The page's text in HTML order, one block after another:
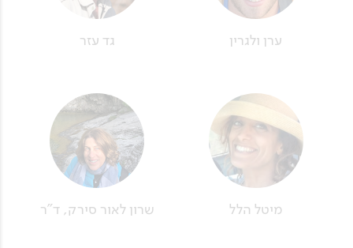
ערן ולגרין גד עזר
מיטל הלל שרון לאור סירק, ד"ר